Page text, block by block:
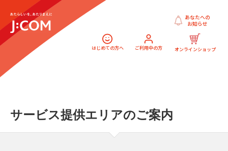
はじめての方へ ご利用中の方 オンラインショップ
あなたへの
お知らせ
サービス提供エリアのご案内